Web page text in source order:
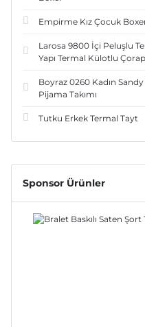
Empirme Kız Çocuk
Larosa 9800 İçi Peluşlu
Yapı Termal Külotlu Çorap
Boyraz 0260 Kadın
Pijama Takımı
Tutku Erkek Termal Tayt
Sponsor Ürünler